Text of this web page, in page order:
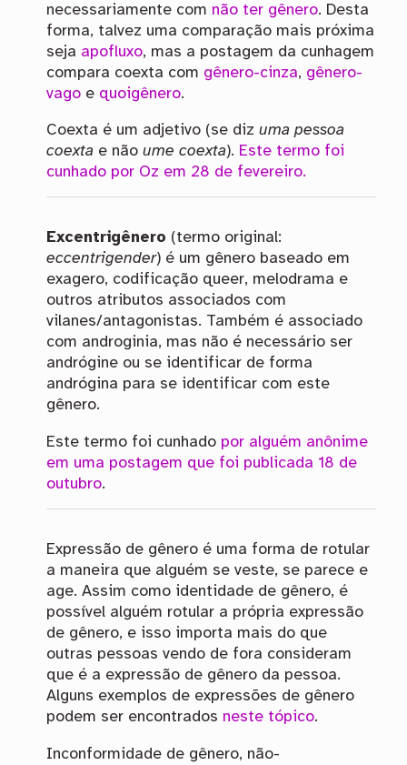
necessariamente com não ter gênero. Desta
forma, talvez uma comparação mais próxima
seja apofluxo, mas a postagem da cunhagem
compara coexta com gênero-cinza, gênero-
vagoe quoigênero.
Coexta é um adjetivo (se diz uma pessoa
coexta e não ume coexta). Este termo foi
cunhado por Oz em 28 de fevereiro.
Excentrigênero (termo original:
eccentrigender) é um gênero baseado em
exagero, codificação queer, melodrama e
outros atributos associados com
vilanes/antagonistas. Também é associado
com androginia, mas não é necessário ser
andrógine ou se identificar de forma
andrógina para se identificar com este
gênero.
Este termo foi cunhado por alguém anônime
em uma postagem que foi publicada 18 de
outubro.
Expressão de gênero é uma forma de rotular
a maneira que alguém se veste, se parece e
age. Assim como identidade de gênero, é
possível alguém rotular a própria expressão
de gênero, e isso importa mais do que
outras pessoas vendo de fora consideram
que é a expressão de gênero da pessoa.
Alguns exemplos de expressões de gênero
podem ser encontrados neste tópico.
Inconformidade de gênero, não-